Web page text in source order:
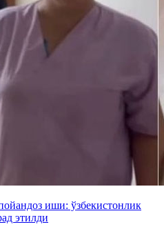
иши: ўзбекистонлик
этилди